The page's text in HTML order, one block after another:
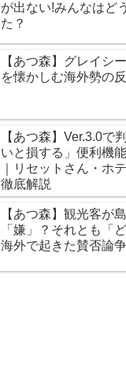
が出ない!みんなはど
た？
【あつ森】グレイシ
を懐かしむ海外勢の
【あつ森】Ver.3.0で
いと損する」便利機
｜リセットさん・ホ
徹底解説
【あつ森】観光客が
「嫌」？それとも「
海外で起きた賛否論争